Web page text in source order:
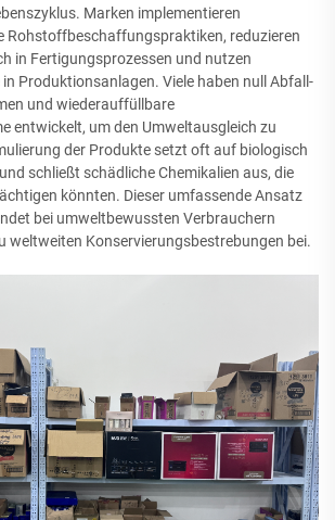
Marken implementieren
Rohstoffbeschaffungspraktiken, reduzieren
in Fertigungsprozessen und nutzen
in Produktionsanlagen. Viele haben null Abfall-
und wiederauffüllbare
entwickelt, um den Umweltausgleich zu
der Produkte setzt oft auf biologisch
schließt schädliche Chemikalien aus, die
könnten. Dieser umfassende Ansatz
bei umweltbewussten Verbrauchern
weltweiten Konservierungsbestrebungen bei.